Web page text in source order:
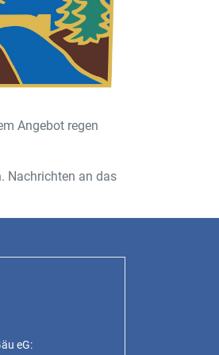
Angebot regen
Nachrichten an das
eG: